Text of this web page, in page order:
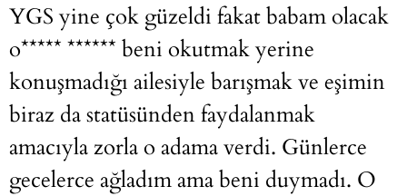
YGS yine çok güzeldi fakat babam olacak
o***** ****** beni okutmak yerine
konuşmadığı ailesiyle barışmak ve eşimin
biraz da statüsünden faydalanmak
amacıyla zorla o adama verdi. Günlerce
gecelerce ağladım ama beni duymadı. O